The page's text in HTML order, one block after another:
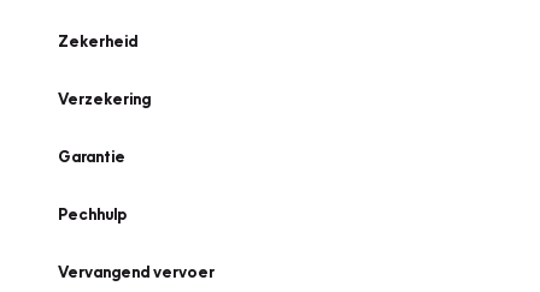
Zekerheid
Verzekering
Garantie
Pechhulp
Vervangend vervoer